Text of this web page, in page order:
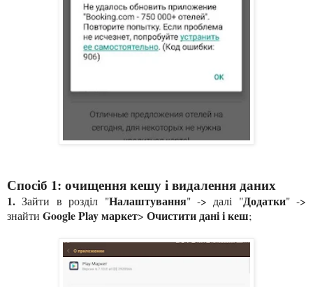
Спосіб 1: очищення кешу і видалення даних
1. Зайти в розділ "Налаштування" -> далі "Додатки" ->
знайти Google Play маркет> Очистити дані і кеш;